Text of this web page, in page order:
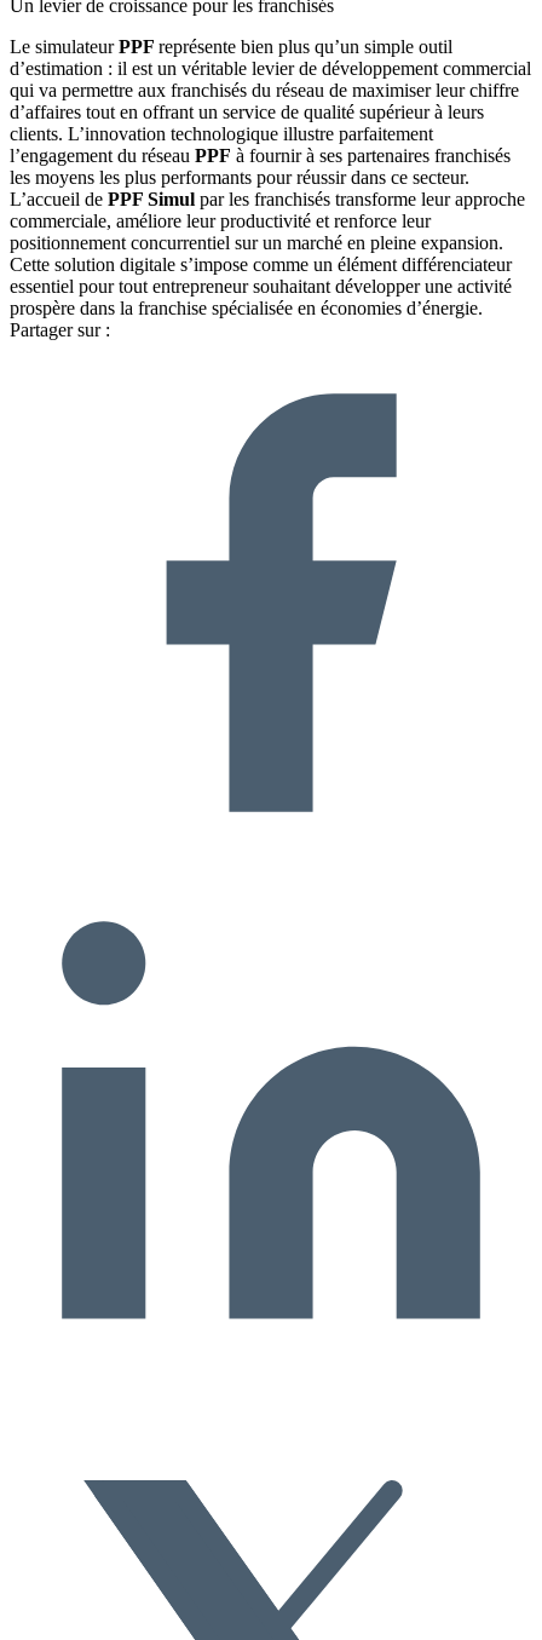
Un levier de croissance pour les franchisés
Le simulateurPPF représente bien plus qu’un simple outil
d’estimation : il est un véritable levier de développement commercial
qui va permettre aux franchisés du réseau de maximiser leur chiffre
d’affaires tout en offrant un service de qualité supérieur à leurs
clients. L’innovation technologique illustre parfaitement
l’engagement du réseau PPF à fournir à ses partenaires franchisés
les moyens les plus performants pour réussir dans ce secteur.
L’accueil de PPF Simul par les franchisés transforme leur approche
commerciale, améliore leur productivité et renforce leur
positionnement concurrentiel sur un marché en pleine expansion.
Cette solution digitale s’impose comme un élément différenciateur
essentiel pour tout entrepreneur souhaitant développer une activité
prospère dans la franchise spécialisée en économies d’énergie.
Partager sur :